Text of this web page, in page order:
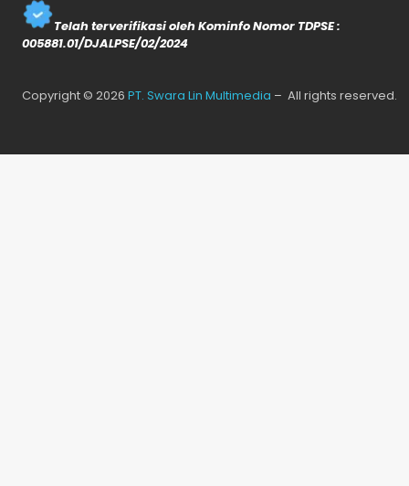
Telah terverifikasi oleh Kominfo Nomor TDPSE :
005881.01/DJALPSE/02/2024
Copyright © 2026 PT. Swara Lin Multimedia – All rights reserved.